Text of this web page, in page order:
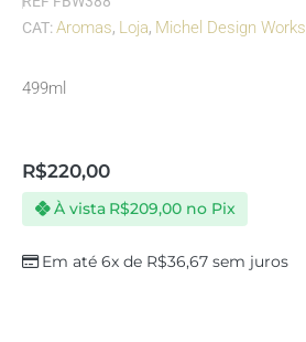
CAT:Aromas, Loja, Michel Design Works
499ml
R$220,00
Em até 6x de R$36,67 sem juros
À vista R$209,00 no Pix